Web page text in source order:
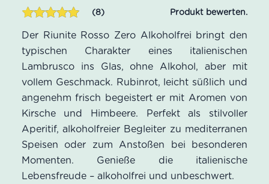
4.88
von 5,
basierend
auf
Kundenbewertungen
8
Der Riunite Rosso Zero Alkoholfrei bringt den
typischen Charakter eines italienischen
Lambrusco ins Glas, ohne Alkohol, aber mit
vollem Geschmack. Rubinrot, leicht süßlich und
angenehm frisch begeistert er mit Aromen von
Kirsche und Himbeere. Perfekt als stilvoller
Aperitif, alkoholfreier Begleiter zu mediterranen
Speisen oder zum Anstoßen bei besonderen
Momenten. Genieße die italienische
Lebensfreude – alkoholfrei und unbeschwert.